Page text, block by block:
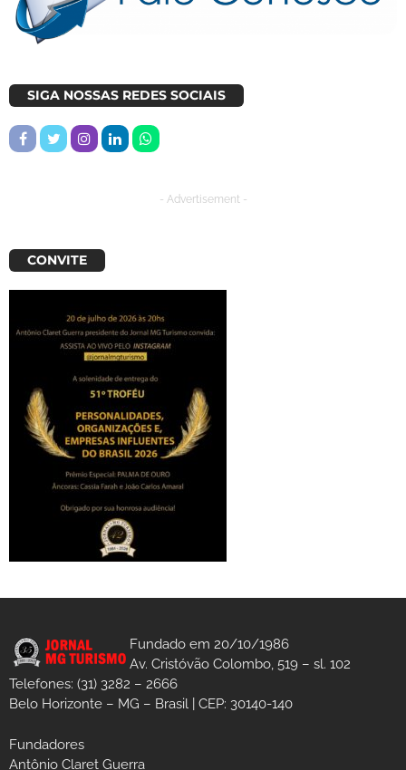
SIGA NOSSAS REDES SOCIAIS
- Advertisement -
CONVITE
Fundado em 20/10/1986
Av. Cristóvão Colombo, 519 – sl. 102
Telefones: (31) 3282 – 2666
Belo Horizonte – MG – Brasil | CEP: 30140-140
Fundadores
Antônio Claret Guerra